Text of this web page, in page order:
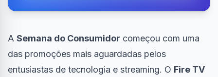
A Semana do Consumidor começou com uma
das promoções mais aguardadas pelos
entusiastas de tecnologia e streaming. O Fire TV